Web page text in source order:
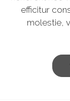
efficitur
molestie,